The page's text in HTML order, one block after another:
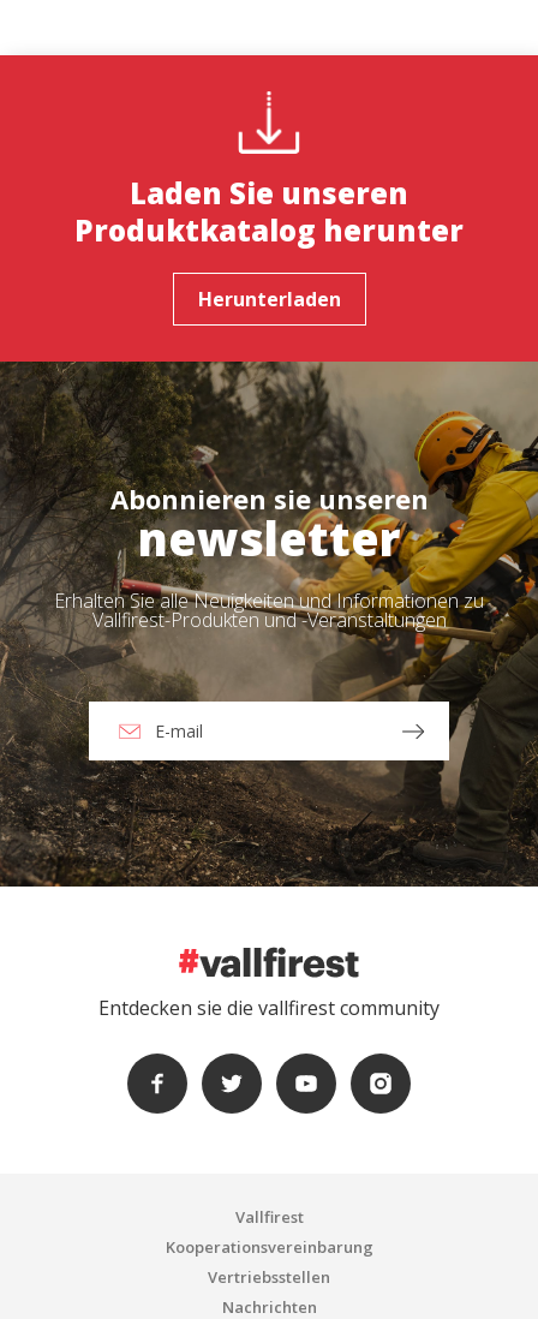
Laden Sie unseren
Produktkatalog herunter
Herunterladen
Abonnieren sie unseren
newsletter
Erhalten Sie alle Neuigkeiten und Informationen zu
Vallfirest-Produkten und -Veranstaltungen
Entdecken sie die vallfirest community
Vallfirest
Kooperationsvereinbarung
Vertriebsstellen
Nachrichten